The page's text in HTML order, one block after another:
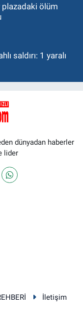
ölüm
saldırı: 1 yaralı
dünyadan haberler
lider
İletişim